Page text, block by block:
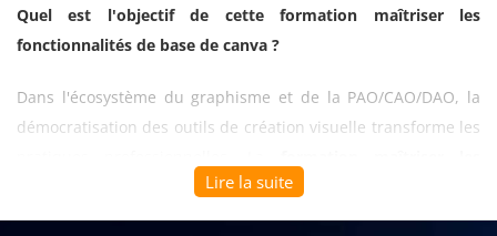
Quel est l'objectif de cette formation maîtriser les
fonctionnalités de base de canva ?
Dans l'écosystème du graphisme et de la PAO/CAO/DAO, la
démocratisation des outils de création visuelle transforme les
fonctionnalités de base de canvarépond aux besoins des
entreprises et des créatifs qui souhaitent intégrer
Lire la suite